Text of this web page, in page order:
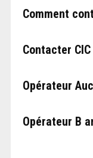
Comment
Contacter
Opérateur
Opérateur B